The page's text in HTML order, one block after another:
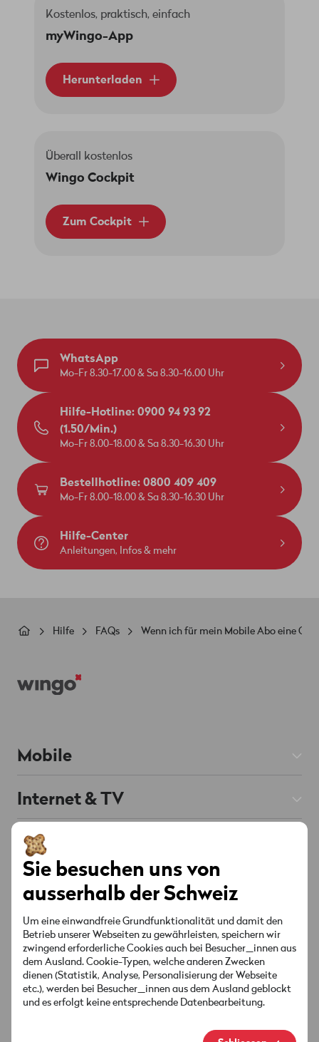
Kostenlos, praktisch, einfach
myWingo-App
Herunterladen
Überall kostenlos
Wingo Cockpit
Zum Cockpit
WhatsApp
Mo-Fr 8.30-17.00 & Sa 8.30-16.00 Uhr
Hilfe-Hotline: 0900 94 93 92
(1.50/Min.)
Mo-Fr 8.00-18.00 & Sa 8.30-16.30 Uhr
Bestellhotline: 0800 409 409
Mo-Fr 8.00-18.00 & Sa 8.30-16.30 Uhr
Hilfe-Center
Anleitungen, Infos & mehr
Pfadnavigation
Hilfe FAQs Wenn ich für mein Mobile Abo eine
Mobile
Mobile Abos
Prepaid
Roaming & Ausland
Internet & TV
Internet Abos
TV Abos
Festnetz
Senderliste
Angebote & Aktionen
Hilfe
Mobile & Roaming
Konto & Einstellungen
Sicherheit & Rechnung
Anleitungen & Downloads
Über Wingo
Kontakt
Standorte
MyWingo
Socials
Sie besuchen uns von
ausserhalb der Schweiz
Um eine einwandfreie Grundfunktionalität und damit den
Betrieb unserer Webseiten zu gewährleisten, speichern wir
zwingend erforderliche Cookies auch bei Besucher_innen aus
dem Ausland. Cookie-Typen, welche anderen Zwecken
dienen (Statistik, Analyse, Personalisierung der Webseite
etc.), werden bei Besucher_innen aus dem Ausland geblockt
und es erfolgt keine entsprechende Datenbearbeitung.
Chat